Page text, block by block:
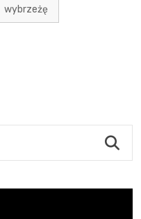
wybrzeżę